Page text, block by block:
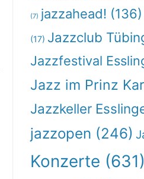
(7) jazzahead! (136)
(17) Jazzclub
Jazzfestival
Jazz im Prinz
Jazzkeller
jazzopen (246)
Konzerte (631)